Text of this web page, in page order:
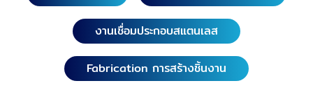
อำนาจเจริญ โรงกลึงระยองรับงานผลิตด่วน
นครศรีธรรมราช, พังงา, พัทลุง, ภูเก็ต, ระนอง, สตูล,
งานเชื่อมประกอบสแตนเลส
Fabrication การสร้างชิ้นงาน